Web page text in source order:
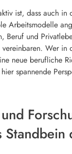
ist, dass auch in
Arbeitsmodelle
Beruf und
Wer in
neue berufliche
spannende
Standbein